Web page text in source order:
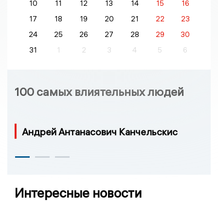
10
11 12 13 14 15
16
17
18 19 20 21 22
23
24
25 26 27 28 29
30
31
1 2 3 4 5 6
100 самых влиятельных людей
Андрей Антанасович Канчельскис
Интересные новости